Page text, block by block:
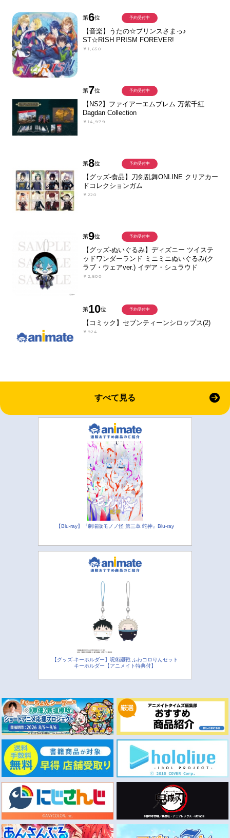
第6位
【音楽】うたの☆プリンスさまっ♪
ST☆RISH PRISM FOREVER!
￥1,650
予約受付中
第7位
【NS2】ファイアーエムブレム 万紫千紅
Dagdan Collection
￥14,979
予約受付中
第8位
【グッズ-食品】刀剣乱舞ONLINE クリアカー
ドコレクションガム
￥220
予約受付中
第9位
【グッズ-ぬいぐるみ】ディズニー ツイステ
ッドワンダーランド ミニミニぬいぐるみ(ク
ラブ・ウェアver.) イデア・シュラウド
￥2,500
予約受付中
第10位
【コミック】セブンティーンシロップス(2)
￥924
予約受付中
すべて見る
【Blu-ray】『劇場版モノノ怪 第三章 蛇神』Blu-ray
【グッズ-キーホルダー】呪術廻戦 ふわコロりんセット
キーホルダー【アニメイト特典付】